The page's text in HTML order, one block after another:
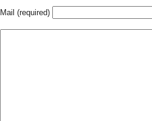
Mail (required)